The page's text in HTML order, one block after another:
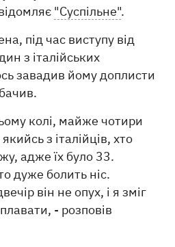
"Суспільне".
під час виступу від
з італійських
завадив йому доплисти
колі, майже чотири
з італійців, хто
адже їх було 33.
дуже болить ніс.
він не опух, і я зміг
- розповів